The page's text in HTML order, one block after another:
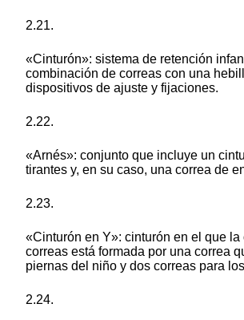
2.21.
«Cinturón»: sistema de retención
combinación de correas con una
dispositivos de ajuste y fijaciones.
2.22.
«Arnés»: conjunto que incluye un
tirantes y, en su caso, una correa de
2.23.
«Cinturón en Y»: cinturón en el que
correas está formada por una correa
piernas del niño y dos correas para
2.24.